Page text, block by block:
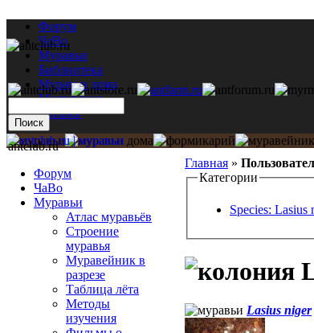
Форум
ЧаВо
Муравьи
Библиотека
Муравьи дома
Мастерская
Каталог
Главная »
Категории
Species: Lasius
Lasius niger
antclub.ru
Форум
ЧаВо
Муравьи
Атлас муравьёв
Строение
муравья
Муравейник в
разрезе
Таблица лёта
Методы
изучения